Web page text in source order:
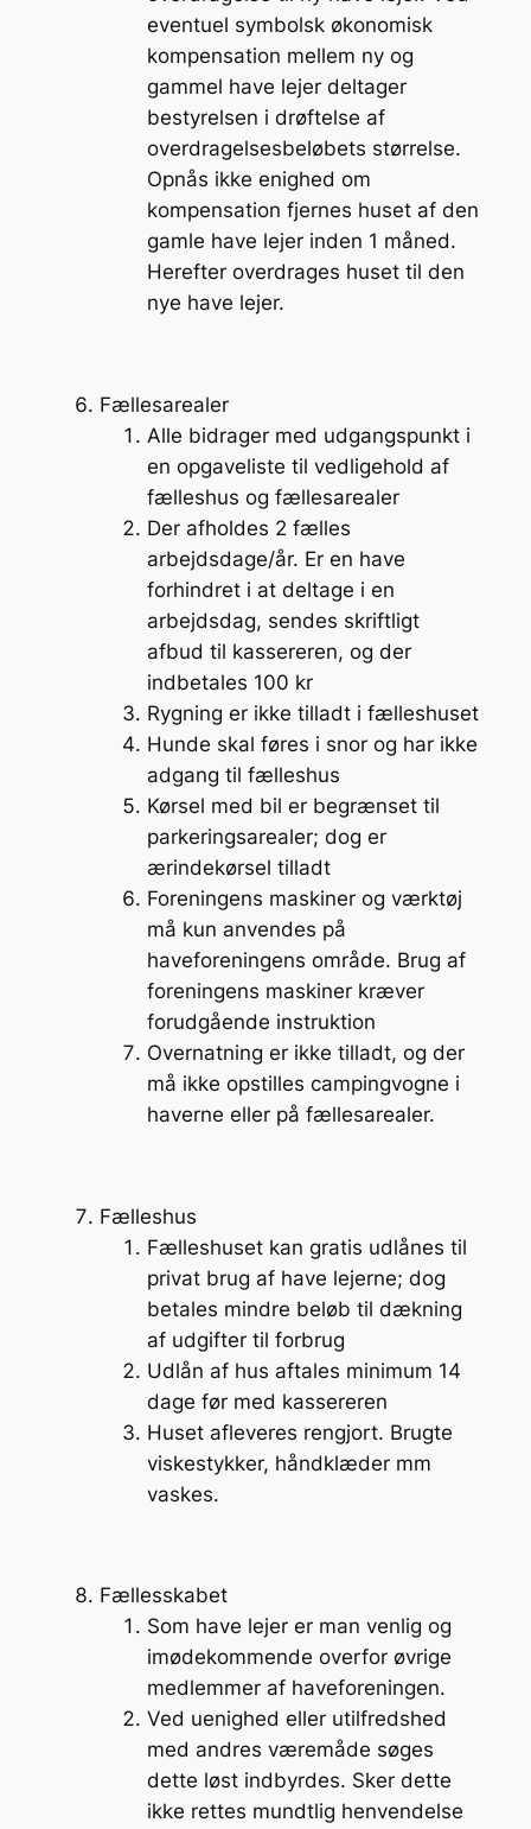
eventuel symbolsk økonomisk
kompensation mellem ny og
gammel have lejer deltager
bestyrelsen i drøftelse af
overdragelsesbeløbets størrelse.
Opnås ikke enighed om
kompensation fjernes huset af den
gamle have lejer inden 1 måned.
Herefter overdrages huset til den
nye have lejer.
Fællesarealer
Alle bidrager med udgangspunkt i
en opgaveliste til vedligehold af
fælleshus og fællesarealer
Der afholdes 2 fælles
arbejdsdage/år. Er en have
forhindret i at deltage i en
arbejdsdag, sendes skriftligt
afbud til kassereren, og der
indbetales 100 kr
Rygning er ikke tilladt i fælleshuset
Hunde skal føres i snor og har ikke
adgang til fælleshus
Kørsel med bil er begrænset til
parkeringsarealer; dog er
ærindekørsel tilladt
Foreningens maskiner og værktøj
må kun anvendes på
haveforeningens område. Brug af
foreningens maskiner kræver
forudgående instruktion
Overnatning er ikke tilladt, og der
må ikke opstilles campingvogne i
haverne eller på fællesarealer.
Fælleshus
Fælleshuset kan gratis udlånes til
privat brug af have lejerne; dog
betales mindre beløb til dækning
af udgifter til forbrug
Udlån af hus aftales minimum 14
dage før med kassereren
Huset afleveres rengjort. Brugte
viskestykker, håndklæder mm
vaskes.
Fællesskabet
Som have lejer er man venlig og
imødekommende overfor øvrige
medlemmer af haveforeningen.
Ved uenighed eller utilfredshed
med andres væremåde søges
dette løst indbyrdes. Sker dette
ikke rettes mundtlig henvendelse